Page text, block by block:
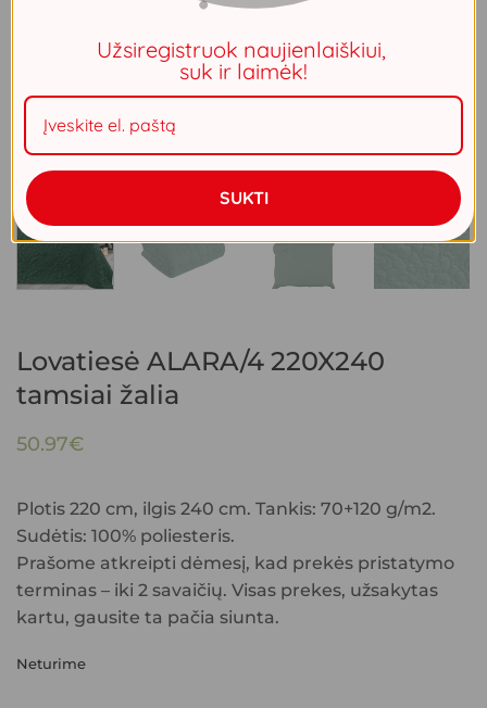
Lovatiesė ALARA/4 220X240
tamsiai žalia
50.97€
Plotis 220 cm, ilgis 240 cm. Tankis: 70+120 g/m2.
Sudėtis: 100% poliesteris.
Prašome atkreipti dėmesį, kad prekės pristatymo
terminas – iki 2 savaičių. Visas prekes, užsakytas
kartu, gausite ta pačia siunta.
Neturime
Užsiregistruok naujienlaiškiui,
suk ir laimėk!
SUKTI